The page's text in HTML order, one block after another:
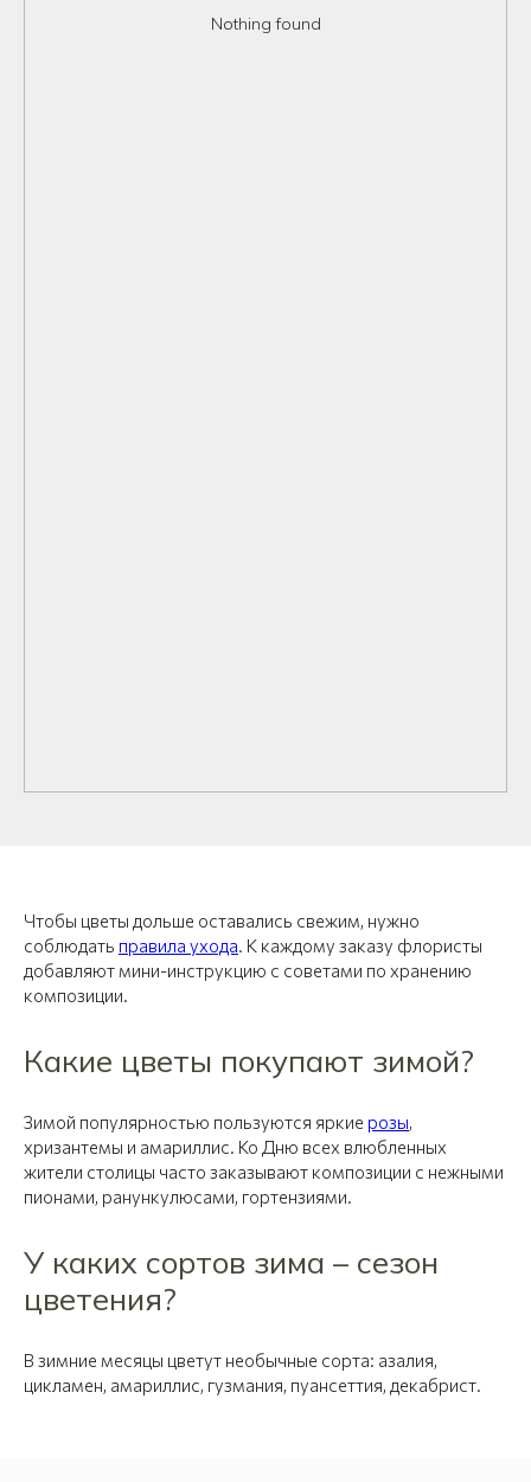
Nothing found
Чтобы цветы дольше оставались свежим, нужно
соблюдать правила ухода. К каждому заказу флористы
добавляют мини-инструкцию с советами по хранению
композиции.
Какие цветы покупают зимой?
Зимой популярностью пользуются яркие розы,
хризантемы и амариллис. Ко Дню всех влюбленных
жители столицы часто заказывают композиции с нежными
пионами, ранункулюсами, гортензиями.
У каких сортов зима – сезон
цветения?
В зимние месяцы цветут необычные сорта: азалия,
цикламен, амариллис, гузмания, пуансеттия, декабрист.